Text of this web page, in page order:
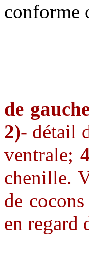
conforme
de
2)- détail
ventrale;
chenille.
de
en regard